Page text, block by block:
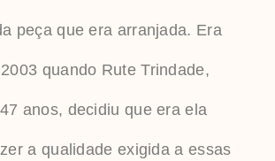
peça que era arranjada. Era
quando Rute Trindade,
anos, decidiu que era ela
a qualidade exigida a essas